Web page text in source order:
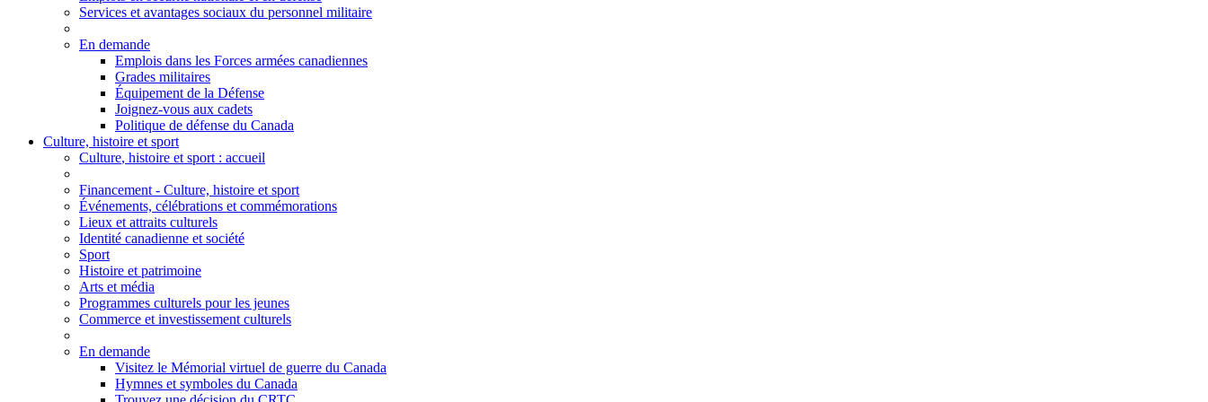
Services et avantages sociaux du personnel militaire
En demande
Emplois dans les Forces armées canadiennes
Grades militaires
Équipement de la Défense
Joignez-vous aux cadets
Politique de défense du Canada
Culture, histoire et sport
Culture, histoire et sport : accueil
Financement - Culture, histoire et sport
Événements, célébrations et commémorations
Lieux et attraits culturels
Identité canadienne et société
Sport
Histoire et patrimoine
Arts et média
Programmes culturels pour les jeunes
Commerce et investissement culturels
En demande
Visitez le Mémorial virtuel de guerre du Canada
Hymnes et symboles du Canada